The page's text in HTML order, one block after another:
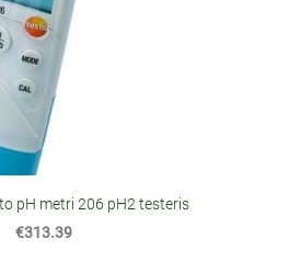
pH metri 206 pH2 testeris
€313.39